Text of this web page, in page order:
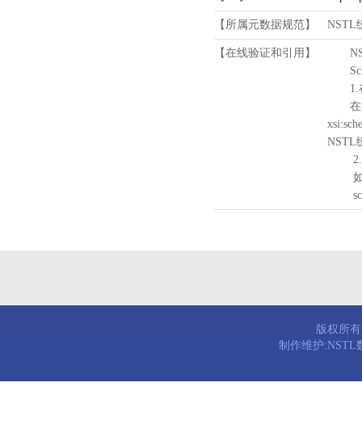
【所属元数据规范】 NSTL
【在线验证和引用】
1.
在待
NSTL
2.
如需
版权所
制作维护:NSTL